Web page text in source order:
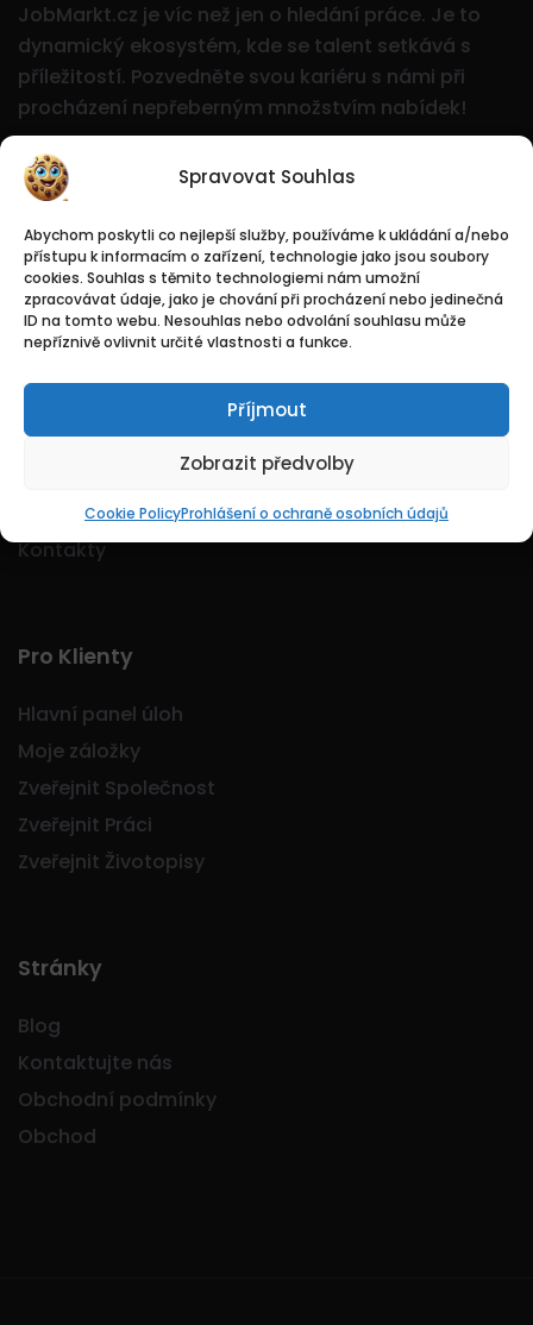
Spravovat Souhlas
Abychom poskytli co nejlepší služby, používáme k ukládání a/nebo
přístupu k informacím o zařízení, technologie jako jsou soubory
cookies. Souhlas s těmito technologiemi nám umožní
zpracovávat údaje, jako je chování při procházení nebo jedinečná
ID na tomto webu. Nesouhlas nebo odvolání souhlasu může
nepříznivě ovlivnit určité vlastnosti a funkce.
Příjmout
Zobrazit předvolby
Cookie PolicyProhlášení o ochraně osobních údajů
JobMarkt.cz je víc než jen o hledání práce. Je to
dynamický ekosystém, kde se talent setkává s
příležitostí. Pozvedněte svou kariéru s námi při
procházení nepřeberným množstvím nabídek!
Logo Jobmarkt.cz ® je registrovaná ochranná
známka.
Kontakty
Pro Klienty
Hlavní panel úloh
Moje záložky
Zveřejnit Společnost
Zveřejnit Práci
Zveřejnit Životopisy
Stránky
Blog
Kontaktujte nás
Obchodní podmínky
Obchod